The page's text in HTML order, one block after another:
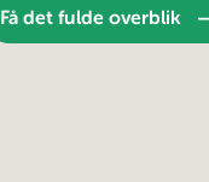
Få det fulde overblik